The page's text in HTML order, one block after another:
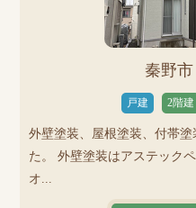
秦野
戸建 2階建
外壁塗装、屋根塗装、付帯
た。 外壁塗装はアステック
オ...